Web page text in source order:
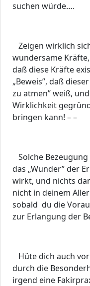
suchen würde….
Zeigen wirklich
wundersame
daß diese Kräfte
„Beweis”, daß
zu atmen” weiß,
Wirklichkeit
bringen kann! – –
Solche
das „Wunder” der
wirkt, und nichts
nicht in deinem
sobald du die
zur Erlangung der
Hüte dich auch
durch die
irgend eine